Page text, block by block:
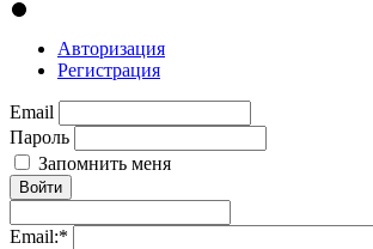
Авторизация
Регистрация
Email
Пароль
Запомнить меня
Войти
Email:*